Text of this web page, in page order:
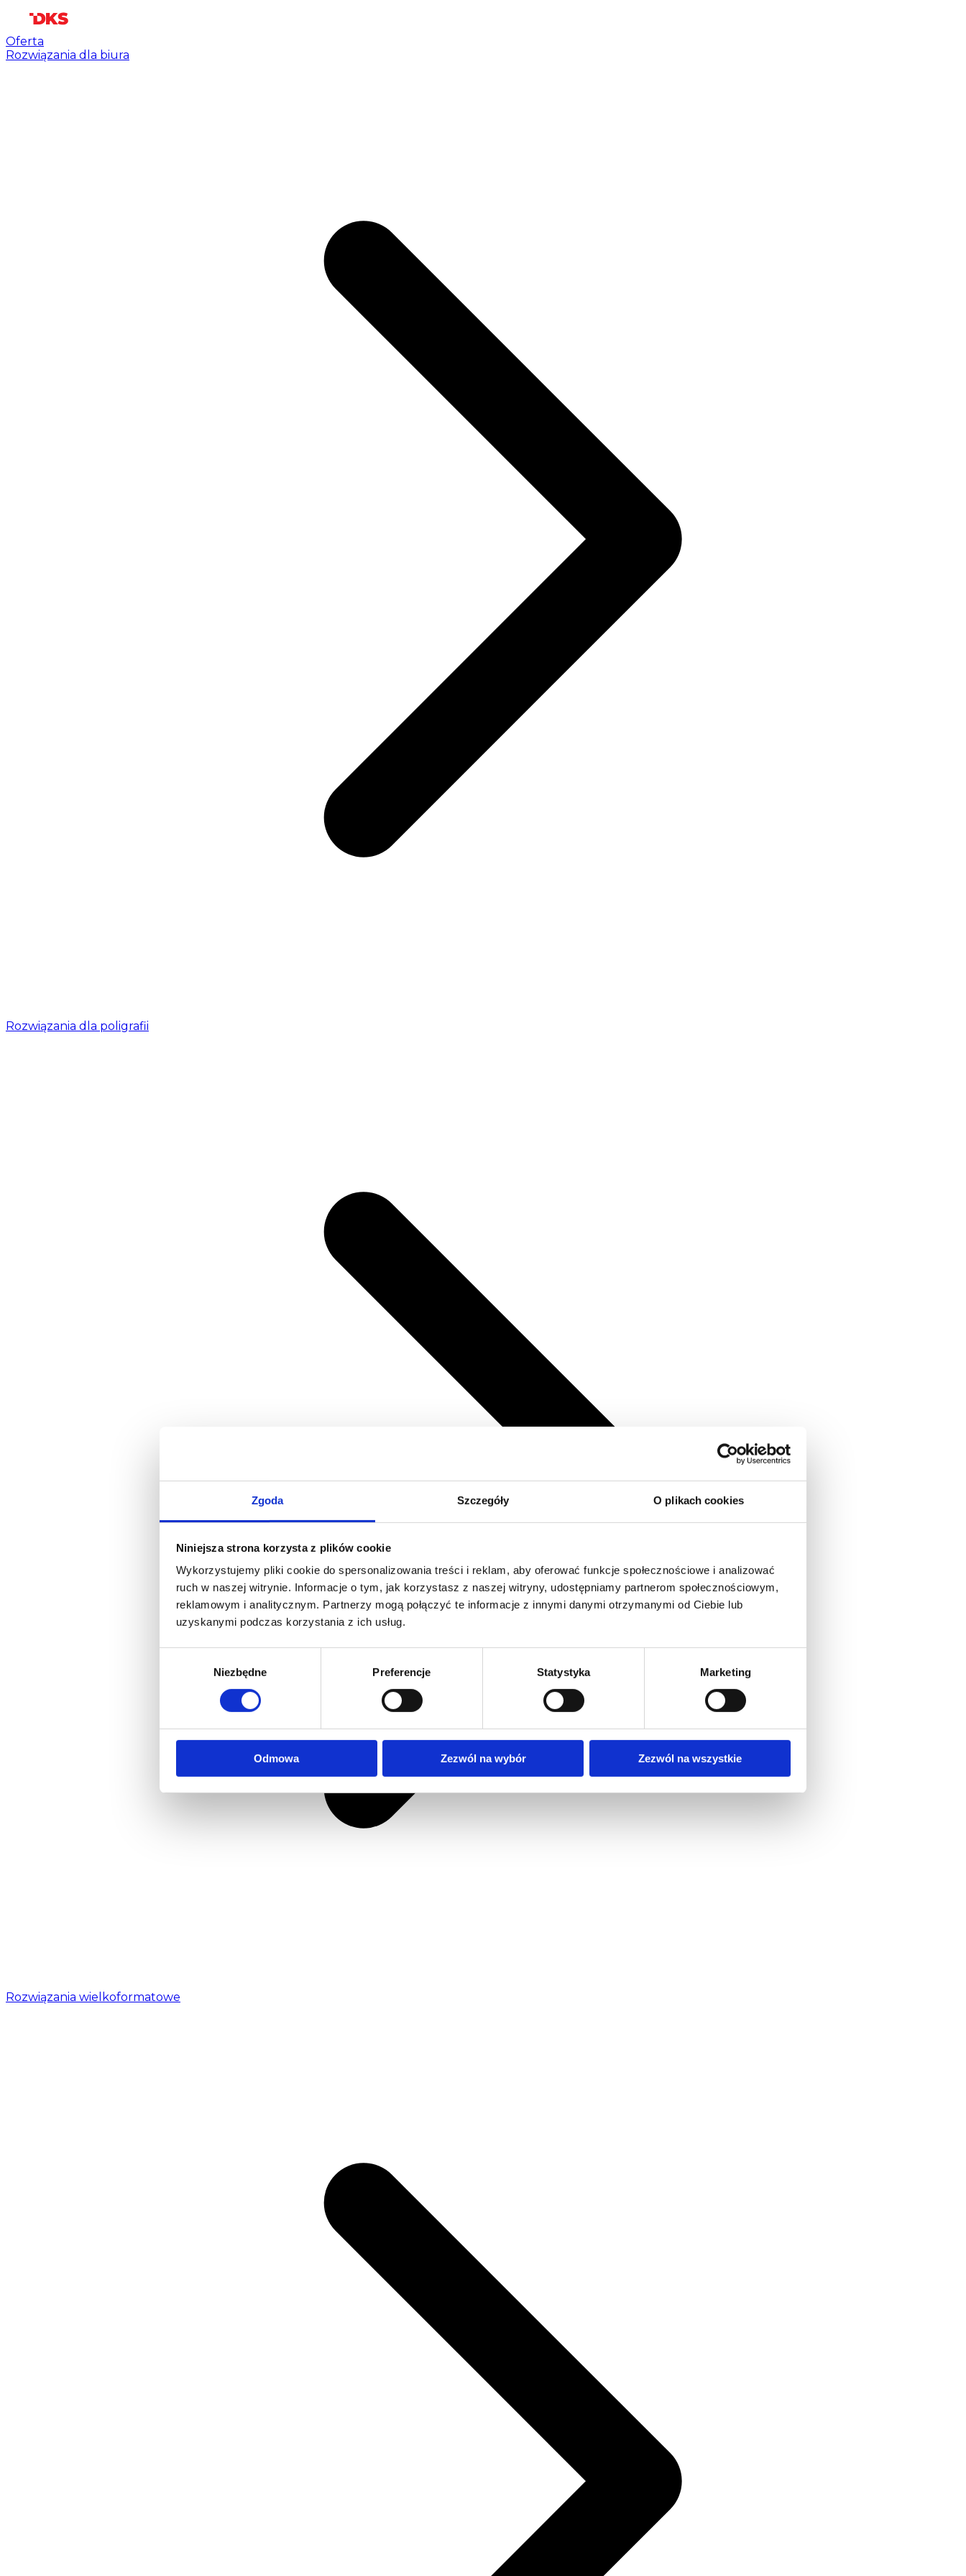
Zgoda Szczegóły O plikach cookies
Niniejsza strona korzysta z plików cookie
Wykorzystujemy pliki cookie do spersonalizowania treści i reklam, aby oferować funkcje społecznościowe i analizować
ruch w naszej witrynie. Informacje o tym, jak korzystasz z naszej witryny, udostępniamy partnerom społecznościowym,
reklamowym i analitycznym. Partnerzy mogą połączyć te informacje z innymi danymi otrzymanymi od Ciebie lub
uzyskanymi podczas korzystania z ich usług.
Niezbędne Preferencje Statystyka Marketing
Odmowa Zezwól na wybór Zezwól na wszystkie
Oferta
Rozwiązania dla biura
Rozwiązania dla poligrafii
Rozwiązania wielkoformatowe